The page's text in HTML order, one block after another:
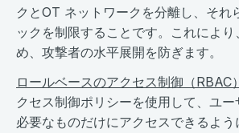
クとOT ネットワークを分離し、それ
ックを制限することです。これによ
め、攻撃者の水平展開を防ぎます。
ロールベースのアクセス制御（RBAC）
クセス制御ポリシーを使用して、ユ
必要なものだけにアクセスできるよ